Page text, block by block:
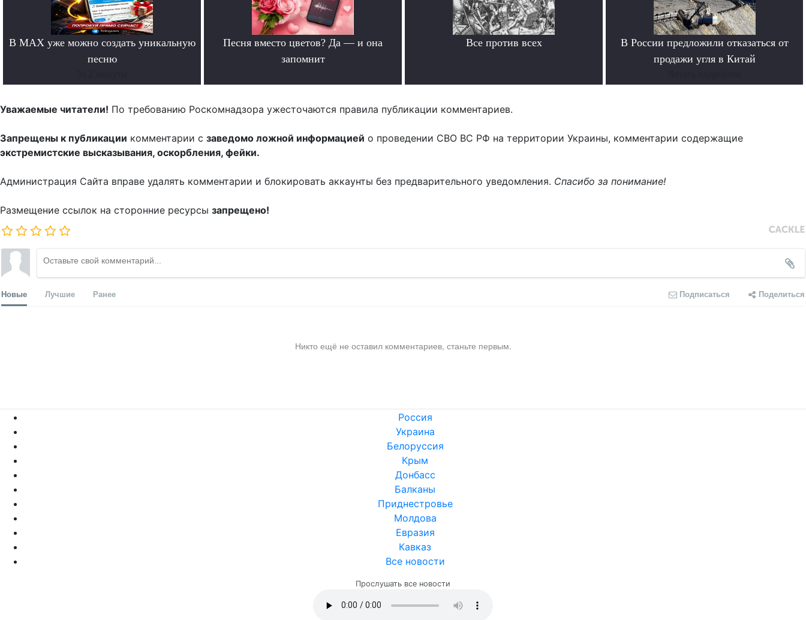
В MAX уже можно создать уникальную
песню
Песня вместо цветов? Да — и она
запомнит
Все против всех
В России предложили отказаться от
продажи угля в Китай
Уважаемые читатели! По требованию Роскомнадзора ужесточаются правила публикации комментариев.
Запрещены к публикации комментарии с заведомо ложной информацией о проведении СВО ВС РФ на территории Украины, комментарии содержащие
экстремистские высказывания, оскорбления, фейки.
Администрация Сайта вправе удалять комментарии и блокировать аккаунты без предварительного уведомления. Спасибо за понимание!
Размещение ссылок на сторонние ресурсы запрещено!
Новые Лучшие Ранее Подписаться Поделиться
Никто ещё не оставил комментариев, станьте первым.
Россия
Украина
Белоруссия
Крым
Донбасс
Балканы
Приднестровье
Молдова
Евразия
Кавказ
Все новости
Прослушать все новости